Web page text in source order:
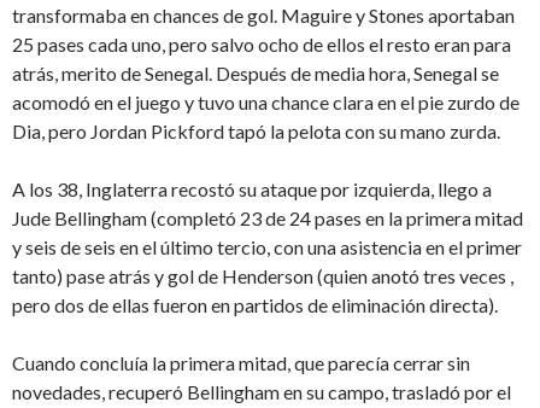
transformaba en chances de gol. Maguire y Stones aportaban
25 pases cada uno, pero salvo ocho de ellos el resto eran para
atrás, merito de Senegal. Después de media hora, Senegal se
acomodó en el juego y tuvo una chance clara en el pie zurdo de
Dia, pero Jordan Pickford tapó la pelota con su mano zurda.
A los 38, Inglaterra recostó su ataque por izquierda, llego a
Jude Bellingham (completó 23 de 24 pases en la primera mitad
y seis de seis en el último tercio, con una asistencia en el primer
tanto) pase atrás y gol de Henderson (quien anotó tres veces ,
pero dos de ellas fueron en partidos de eliminación directa).
Cuando concluía la primera mitad, que parecía cerrar sin
novedades, recuperó Bellingham en su campo, trasladó por el